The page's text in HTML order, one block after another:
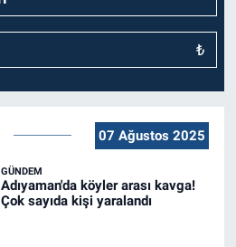
₺
07 Ağustos 2025
GÜNDEM
Adıyaman'da köyler arası kavga!
Çok sayıda kişi yaralandı